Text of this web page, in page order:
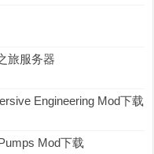
旅服务器
Engineering Mod下载
Mod下载